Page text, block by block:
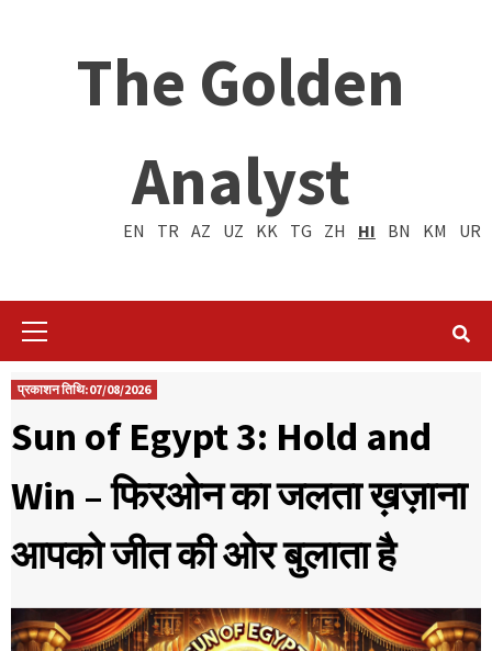
The Golden
Analyst
EN TR AZ UZ KK TG ZH HI BN KM UR
प्रकाशन तिथि:07/08/2026
Sun of Egypt 3: Hold and
Win – फिरओन का जलता ख़ज़ाना
आपको जीत की ओर बुलाता है